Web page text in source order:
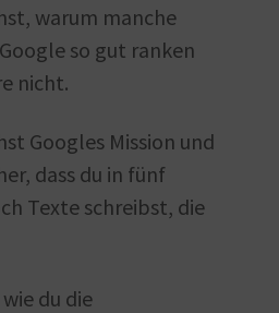
warum manche
so gut ranken
nicht.
Googles Mission und
dass du in fünf
Texte schreibst, die
du die